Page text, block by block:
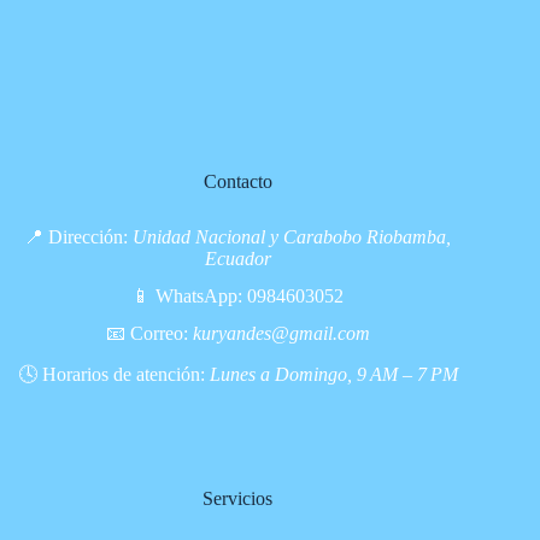
Contacto
📍 Dirección: Unidad Nacional y Carabobo Riobamba,
Ecuador
📱 WhatsApp:0984603052
📧 Correo: kuryandes@gmail.com
🕓 Horarios de atención: Lunes a Domingo, 9 AM – 7 PM
Servicios